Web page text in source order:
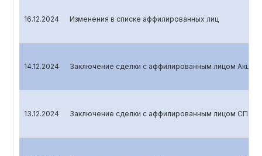
16.12.2024 Изменения в списке аффилированных лиц
14.12.2024 Заключение сделки с аффилированным лицом
13.12.2024 Заключение сделки с аффилированным лицом СП